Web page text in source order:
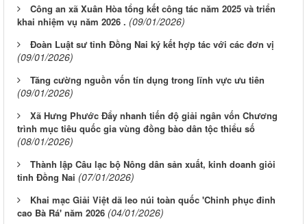
Công an xã Xuân Hòa tổng kết công tác năm 2025 và triển
khai nhiệm vụ năm 2026 . (09/01/2026)
Đoàn Luật sư tỉnh Đồng Nai ký kết hợp tác với các đơn vị
(09/01/2026)
Tăng cường nguồn vốn tín dụng trong lĩnh vực ưu tiên
(09/01/2026)
Xã Hưng Phước Đẩy nhanh tiến độ giải ngân vốn Chương
trình mục tiêu quốc gia vùng đồng bào dân tộc thiểu số
(08/01/2026)
Thành lập Câu lạc bộ Nông dân sản xuất, kinh doanh giỏi
tỉnh Đồng Nai (07/01/2026)
Khai mạc Giải Việt dã leo núi toàn quốc 'Chinh phục đỉnh
cao Bà Rá' năm 2026 (04/01/2026)